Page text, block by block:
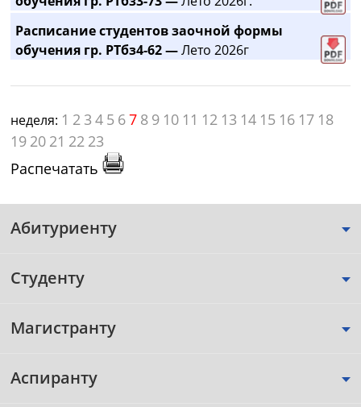
Расписание студентов заочной формы
обучения гр. РТбз4-62 —Лето 2026г
неделя: 1 2 3 4 5 67 8 9 10 11 12 13 14 15 16 17 18
19 20 21 22 23
Распечатать
Абитуриенту
Студенту
Магистранту
Аспиранту